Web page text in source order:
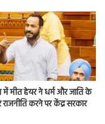
मीत हेयर ने धर्म और जाति के
करने पर केंद्र सरकार